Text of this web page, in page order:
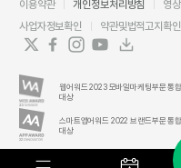
이용약관 개인정보처리방침 영
사업자정보확인
약관및법적고지확인
웹어워드 2023 모바일마케팅부문 통합
대상
스마트앱어워드 2022 브랜드부문 통합
대상